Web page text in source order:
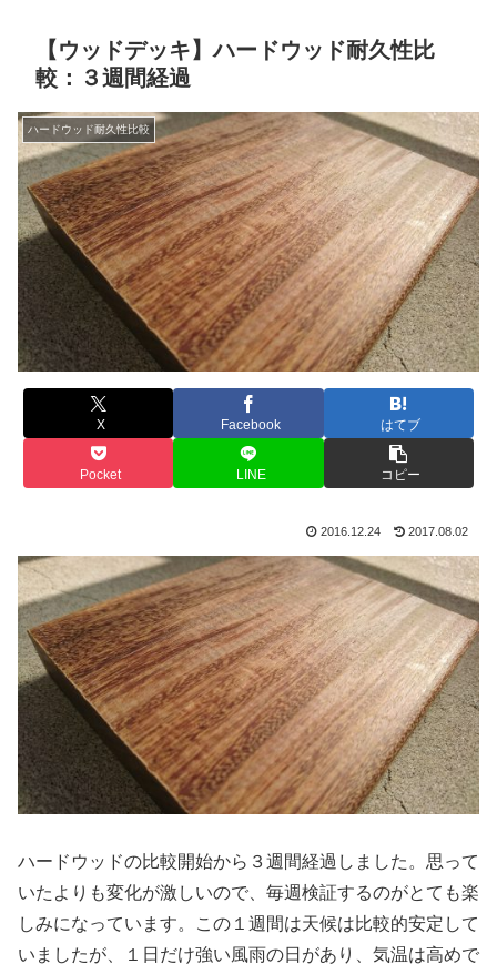
【ウッドデッキ】ハードウッド耐久性比
較：３週間経過
ハードウッド耐久性比較
X Facebook はてブ
Pocket LINE コピー
2016.12.24 2017.08.02
ハードウッドの比較開始から３週間経過しました。思って
いたよりも変化が激しいので、毎週検証するのがとても楽
しみになっています。この１週間は天候は比較的安定して
いましたが、１日だけ強い風雨の日があり、気温は高めで